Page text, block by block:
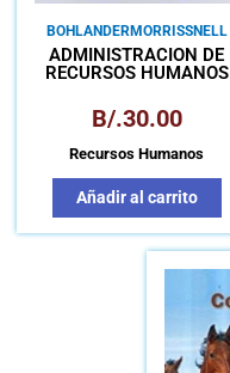
BOHLANDERMORRISSNELL
ADMINISTRACIÓN DE
RECURSOS HUMANOS
B/.30.00
Recursos Humanos
Añadir al carrito